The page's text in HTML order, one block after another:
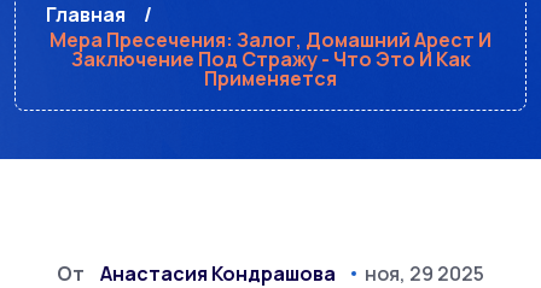
Главная
Мера Пресечения: Залог, Домашний Арест И
Заключение Под Стражу - Что Это И Как
Применяется
От Анастасия Кондрашова ноя, 29 2025